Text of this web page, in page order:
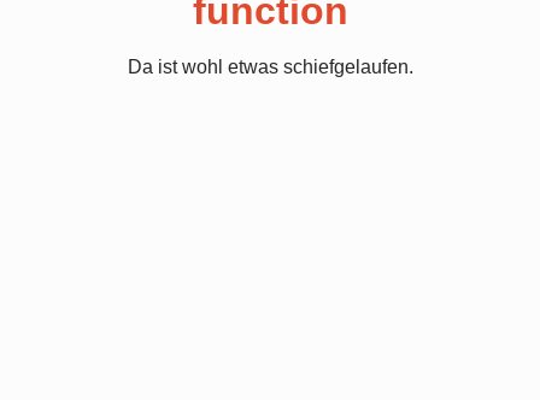
function
Da ist wohl etwas schiefgelaufen.